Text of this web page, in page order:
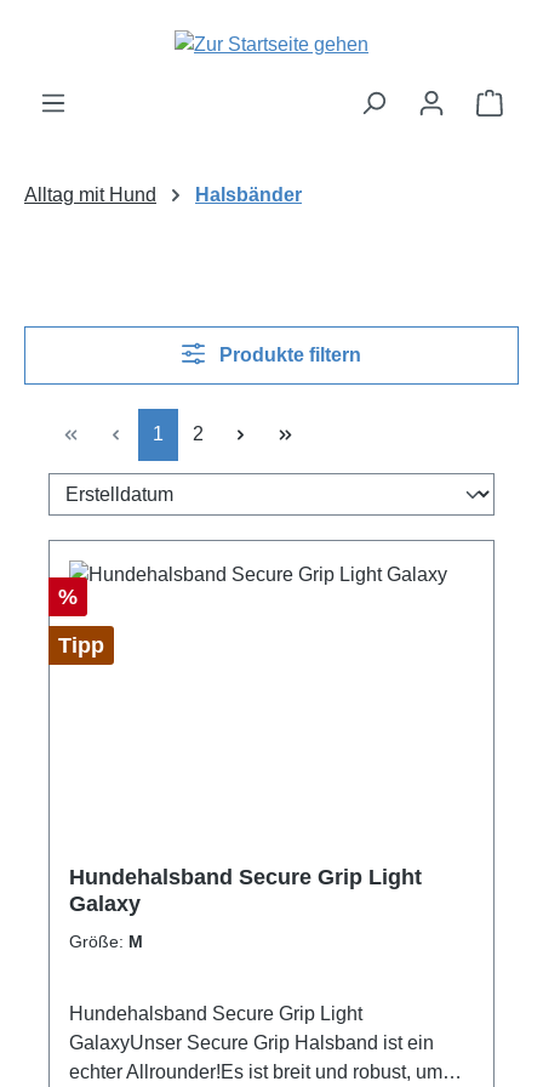
Zum Hauptinhalt springen
Alltag mit Hund Halsbänder
Produkte filtern
Seite
1 Seite
2
Rabatt
%
Tipp
Hundehalsband Secure Grip Light
Galaxy
Größe: M
Hundehalsband Secure Grip Light
GalaxyUnser Secure Grip Halsband ist ein
echter Allrounder!Es ist breit und robust, um